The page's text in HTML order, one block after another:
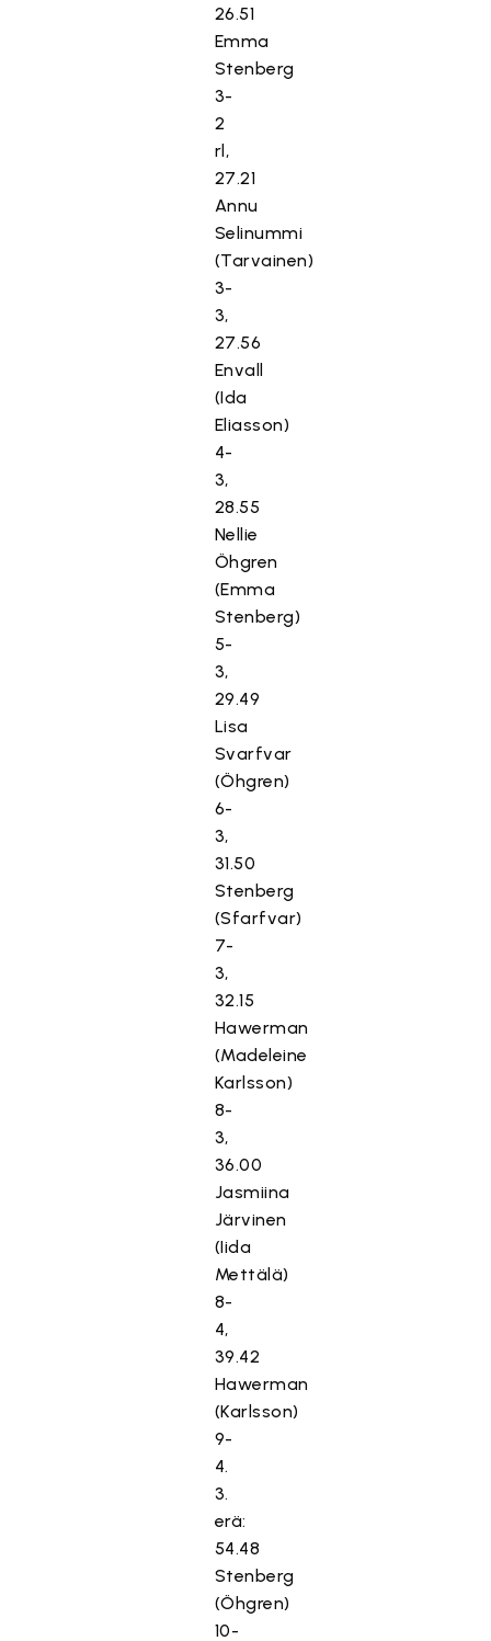
26.51
Emma
Stenberg
3-
2
rl,
27.21
Annu
Selinummi
(Tarvainen)
3-
3,
27.56
Envall
(Ida
Eliasson)
4-
3,
28.55
Nellie
Öhgren
(Emma
Stenberg)
5-
3,
29.49
Lisa
Svarfvar
(Öhgren)
6-
3,
31.50
Stenberg
(Sfarfvar)
7-
3,
32.15
Hawerman
(Madeleine
Karlsson)
8-
3,
36.00
Jasmiina
Järvinen
(Iida
Mettälä)
8-
4,
39.42
Hawerman
(Karlsson)
9-
4.
3.
erä:
54.48
Stenberg
(Öhgren)
10-